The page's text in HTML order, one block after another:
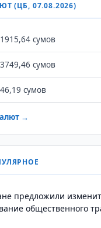
(ЦБ, 07.08.2026)
сумов
сумов
сумов
→
предложили
общественного